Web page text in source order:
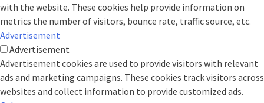
with the website. These cookies help provide information on
metrics the number of visitors, bounce rate, traffic source, etc.
Advertisement
Advertisement
Advertisement cookies are used to provide visitors with relevant
ads and marketing campaigns. These cookies track visitors across
websites and collect information to provide customized ads.